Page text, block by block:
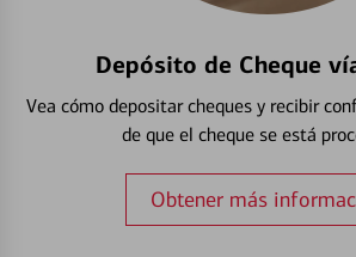
Depósito de Cheque
Vea cómo depositar cheques y recibir
de que el cheque se está
Obtener más